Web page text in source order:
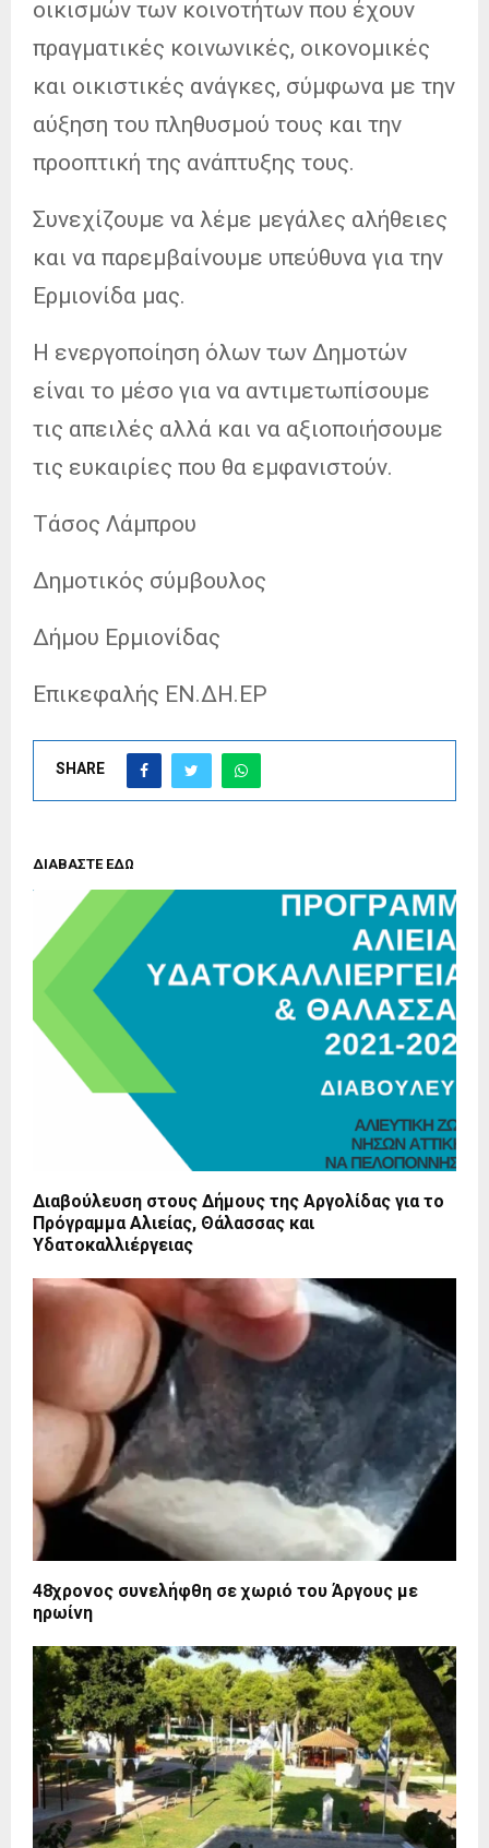
οικισμών των κοινοτήτων που έχουν
πραγματικές κοινωνικές, οικονομικές
και οικιστικές ανάγκες, σύμφωνα με την
αύξηση του πληθυσμού τους και την
προοπτική της ανάπτυξης τους.
Συνεχίζουμε να λέμε μεγάλες αλήθειες
και να παρεμβαίνουμε υπεύθυνα για την
Ερμιονίδα μας.
Η ενεργοποίηση όλων των Δημοτών
είναι το μέσο για να αντιμετωπίσουμε
τις απειλές αλλά και να αξιοποιήσουμε
τις ευκαιρίες που θα εμφανιστούν.
Τάσος Λάμπρου
Δημοτικός σύμβουλος
Δήμου Ερμιονίδας
Επικεφαλής ΕΝ.ΔΗ.ΕΡ
SHARE
ΔΙΑΒΑΣΤΕ ΕΔΩ
Διαβούλευση στους Δήμους της Αργολίδας για το
Πρόγραμμα Αλιείας, Θάλασσας και
Υδατοκαλλιέργειας
48χρονος συνελήφθη σε χωριό του Άργους με
ηρωίνη